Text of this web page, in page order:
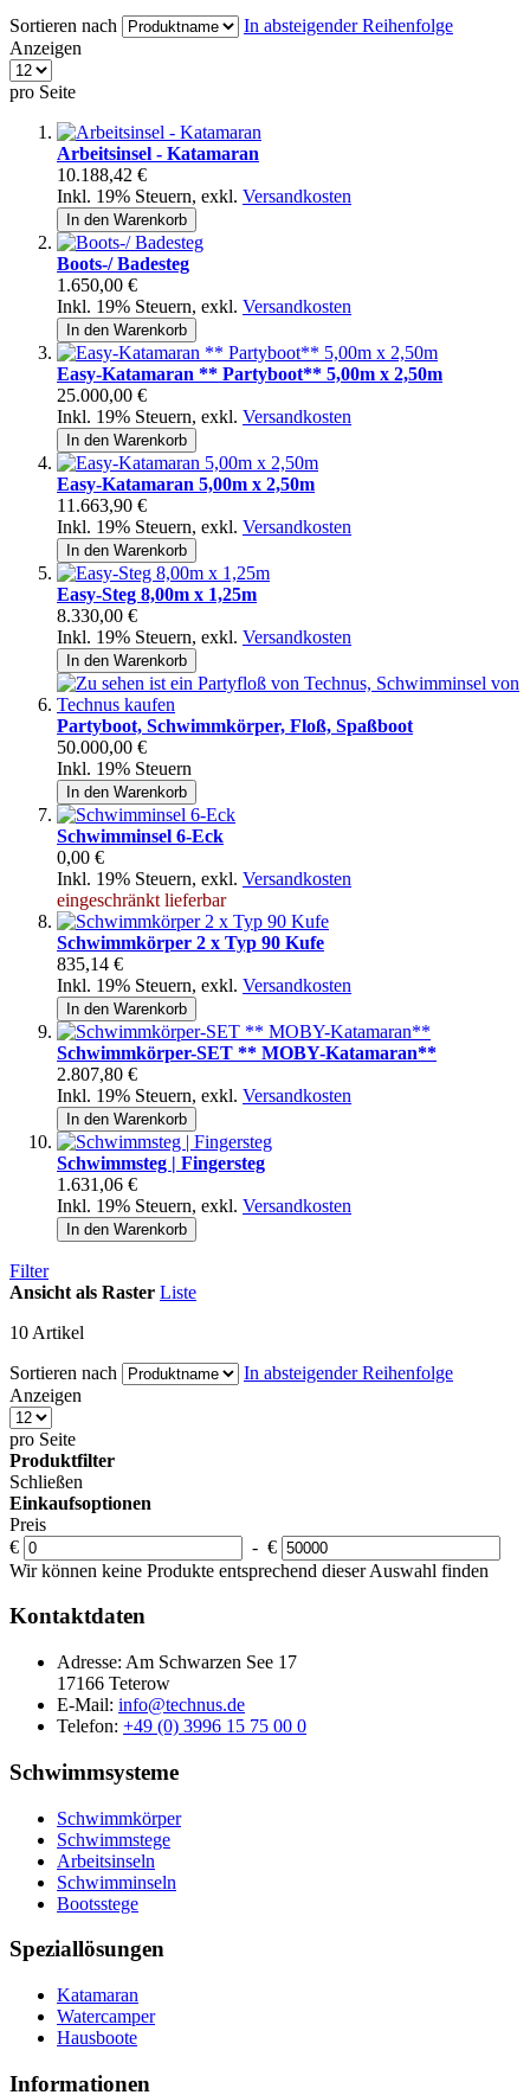
Sortieren nach
In absteigender Reihenfolge
Anzeigen
pro Seite
Arbeitsinsel - Katamaran
10.188,42 €
Inkl. 19% Steuern, exkl. Versandkosten
In den Warenkorb
Boots-/ Badesteg
1.650,00 €
Inkl. 19% Steuern, exkl. Versandkosten
In den Warenkorb
Easy-Katamaran ** Partyboot** 5,00m x 2,50m
25.000,00 €
Inkl. 19% Steuern, exkl. Versandkosten
In den Warenkorb
Easy-Katamaran 5,00m x 2,50m
11.663,90 €
Inkl. 19% Steuern, exkl. Versandkosten
In den Warenkorb
Easy-Steg 8,00m x 1,25m
8.330,00 €
Inkl. 19% Steuern, exkl. Versandkosten
In den Warenkorb
Partyboot, Schwimmkörper, Floß, Spaßboot
50.000,00 €
Inkl. 19% Steuern
In den Warenkorb
Schwimminsel 6-Eck
0,00 €
Inkl. 19% Steuern, exkl. Versandkosten
eingeschränkt lieferbar
Schwimmkörper 2 x Typ 90 Kufe
835,14 €
Inkl. 19% Steuern, exkl. Versandkosten
In den Warenkorb
Schwimmkörper-SET ** MOBY-Katamaran**
2.807,80 €
Inkl. 19% Steuern, exkl. Versandkosten
In den Warenkorb
Schwimmsteg | Fingersteg
1.631,06 €
Inkl. 19% Steuern, exkl. Versandkosten
In den Warenkorb
Filter
Ansicht als Raster Liste
10 Artikel
Sortieren nach
In absteigender Reihenfolge
Anzeigen
pro Seite
Produktfilter
Schließen
Einkaufsoptionen
Preis
€
- €
Wir können keine Produkte entsprechend dieser Auswahl finden
Kontaktdaten
Adresse: Am Schwarzen See 17
17166 Teterow
E-Mail: info@technus.de
Telefon: +49 (0) 3996 15 75 00 0
Schwimmsysteme
Schwimmkörper
Schwimmstege
Arbeitsinseln
Schwimminseln
Bootsstege
Speziallösungen
Katamaran
Watercamper
Hausboote
Informationen